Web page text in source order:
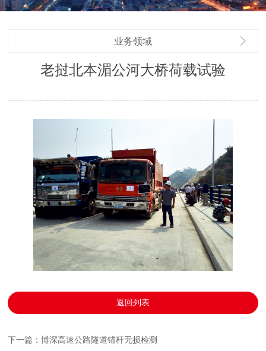
业务领域
老挝北本湄公河大桥荷载试验
返回列表
下一篇：博深高速公路隧道锚杆无损检测